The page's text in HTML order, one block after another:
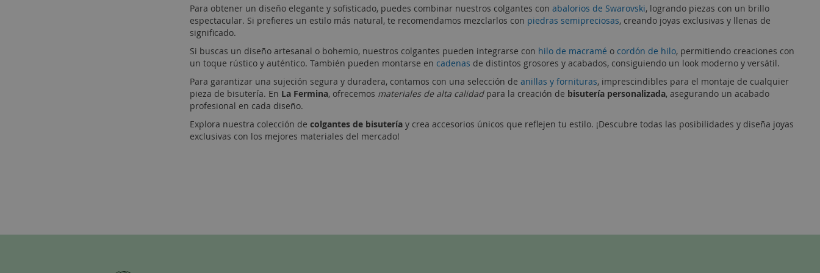
Para obtener un diseño elegante y sofisticado, puedes combinar nuestros colgantes con abalorios de Swarovski, logrando piezas con un brillo
espectacular. Si prefieres un estilo más natural, te recomendamos mezclarlos con piedras semipreciosas, creando joyas exclusivas y llenas de
significado.
Si buscas un diseño artesanal o bohemio, nuestros colgantes pueden integrarse con hilo de macramé o cordón de hilo, permitiendo creaciones con
un toque rústico y auténtico. También pueden montarse en cadenas de distintos grosores y acabados, consiguiendo un look moderno y versátil.
Para garantizar una sujeción segura y duradera, contamos con una selección de anillas y fornituras, imprescindibles para el montaje de cualquier
pieza de bisutería. En La Fermina, ofrecemos materiales de alta calidadpara la creación de bisutería personalizada, asegurando un acabado
profesional en cada diseño.
Explora nuestra colección de colgantes de bisutería y crea accesorios únicos que reflejen tu estilo. ¡Descubre todas las posibilidades y diseña joyas
exclusivas con los mejores materiales del mercado!